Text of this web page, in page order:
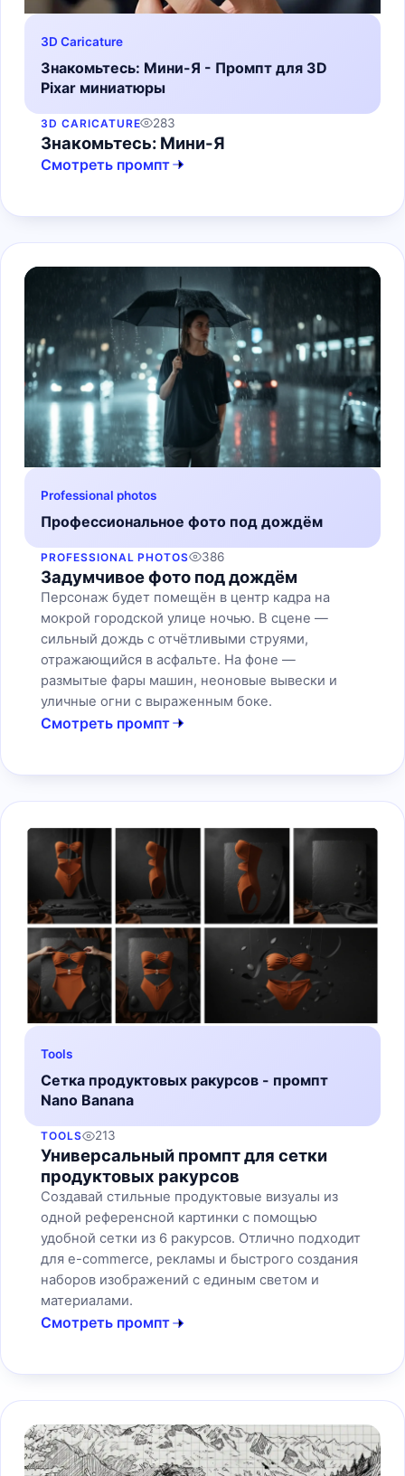
3D Caricature
Знакомьтесь: Мини-Я - Промпт для 3D
Pixar миниатюры
3D CARICATURE 283
Знакомьтесь: Мини-Я
Смотреть промпт
Professional photos
Профессиональное фото под дождём
PROFESSIONAL PHOTOS 386
Задумчивое фото под дождём
Персонаж будет помещён в центр кадра на
мокрой городской улице ночью. В сцене —
сильный дождь с отчётливыми струями,
отражающийся в асфальте. На фоне —
размытые фары машин, неоновые вывески и
уличные огни с выраженным боке.
Смотреть промпт
Tools
Сетка продуктовых ракурсов - промпт
Nano Banana
TOOLS 213
Универсальный промпт для сетки
продуктовых ракурсов
Создавай стильные продуктовые визуалы из
одной референсной картинки с помощью
удобной сетки из 6 ракурсов. Отлично подходит
для e-commerce, рекламы и быстрого создания
наборов изображений с единым светом и
материалами.
Смотреть промпт